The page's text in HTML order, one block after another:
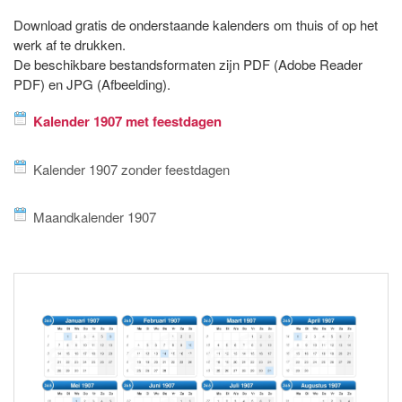
Download gratis de onderstaande kalenders om thuis of op het
werk af te drukken.
De beschikbare bestandsformaten zijn PDF (Adobe Reader
PDF) en JPG (Afbeelding).
Kalender 1907 met feestdagen
Kalender 1907 zonder feestdagen
Maandkalender 1907